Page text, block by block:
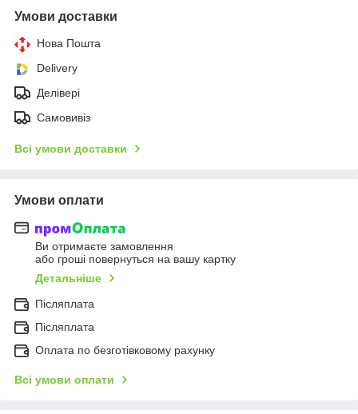
Умови доставки
Нова Пошта
Delivery
Делівері
Самовивіз
Всі умови доставки
Умови оплати
Ви отримаєте замовлення
або гроші повернуться на вашу картку
Детальніше
Післяплата
Післяплата
Оплата по безготівковому рахунку
Всі умови оплати